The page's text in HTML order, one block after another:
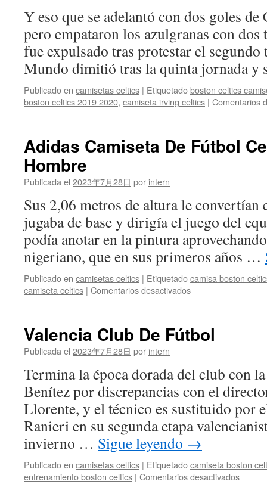
Y eso que se adelantó con dos goles
pero empataron los azulgranas con dos
fue expulsado tras protestar el
Mundo dimitió tras la quinta jornada
Publicado en camisetas celtics | Etiquetadoboston celtics
boston celtics 2019 2020, camiseta irving celtics | Comentarios
Adidas Camiseta De Fútbol
Hombre
Publicada el 2023年7月28日 por intern
Sus 2,06 metros de altura le
jugaba de base y dirigía el juego del
podía anotar en la pintura
nigeriano, que en sus primeros años …
Publicado en camisetas celtics | Etiquetadocamisa boston
camiseta celtics | Comentarios desactivadosen
Fútbol
para
Hombre
Valencia Club De Fútbol
Publicada el 2023年7月28日 por intern
Termina la época dorada del club con
Benítez por discrepancias con el
Llorente, y el técnico es sustituido por
Ranieri en su segunda etapa
invierno … Sigue leyendo →
Publicado en camisetas celtics | Etiquetadocamiseta boston
entrenamiento boston celtics | Comentarios desactivadosen